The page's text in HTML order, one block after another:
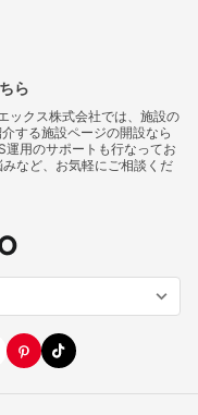
ら
ックス株式会社では、施設の
する施設ページの開設なら
用のサポートも行なってお
など、お気軽にご相談くだ